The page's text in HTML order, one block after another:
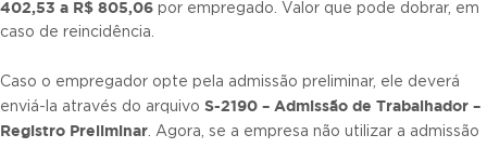
402,53 a R$ 805,06 por empregado. Valor que pode dobrar, em
caso de reincidência.
Caso o empregador opte pela admissão preliminar, ele deverá
enviá-la através do arquivo S-2190 – Admissão de Trabalhador –
Registro Preliminar. Agora, se a empresa não utilizar a admissão